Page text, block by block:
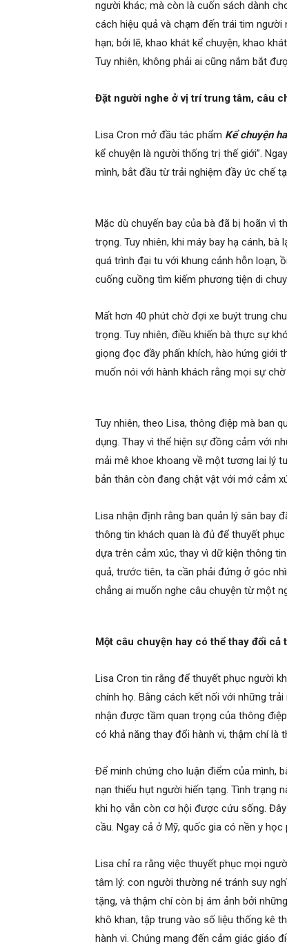
người khác; mà còn là cuốn sách dành
cách hiệu quả và chạm đến trái tim
hạn; bởi lẽ, khao khát kể chuyện, khao
Tuy nhiên, không phải ai cũng nắm bắt
Đặt người nghe ở vị trí trung tâm, câu
Lisa Cron mở đầu tác phẩm Kể chuyện
kể chuyện là người thống trị thế giới”.
mình, bắt đầu từ trải nghiệm đầy ức chế
Mặc dù chuyến bay của bà đã bị hoãn vì
trọng. Tuy nhiên, khi máy bay hạ cánh,
quá trình đại tu với khung cảnh hỗn loạn,
cuống cuồng tìm kiếm phương tiện di
Mất hơn 40 phút chờ đợi xe buýt trung
trọng. Tuy nhiên, điều khiến bà thực sự
giọng đọc đầy phấn khích, hào hứng giới
muốn nói với hành khách rằng mọi sự
Tuy nhiên, theo Lisa, thông điệp mà ban
dụng. Thay vì thể hiện sự đồng cảm với
mải mê khoe khoang về một tương lai lý
bản thân còn đang chật vật với mớ cảm
Lisa nhận định rằng ban quản lý sân bay
thông tin khách quan là đủ để thuyết
dựa trên cảm xúc, thay vì dữ kiện thông
quả, trước tiên, ta cần phải đứng ở góc
chẳng ai muốn nghe câu chuyện từ một
Một câu chuyện hay có thể thay đổi cả
Lisa Cron tin rằng để thuyết phục người
chính họ. Bằng cách kết nối với những
nhận được tầm quan trọng của thông
có khả năng thay đổi hành vi, thậm chí
Để minh chứng cho luận điểm của mình,
nạn thiếu hụt người hiến tạng. Tình trạng
khi họ vẫn còn cơ hội được cứu sống.
cầu. Ngay cả ở Mỹ, quốc gia có nền y
Lisa chỉ ra rằng việc thuyết phục mọi
tâm lý: con người thường né tránh suy
tặng, và thậm chí còn bị ám ảnh bởi
khô khan, tập trung vào số liệu thống kê
hành vi. Chúng mang đến cảm giác giáo